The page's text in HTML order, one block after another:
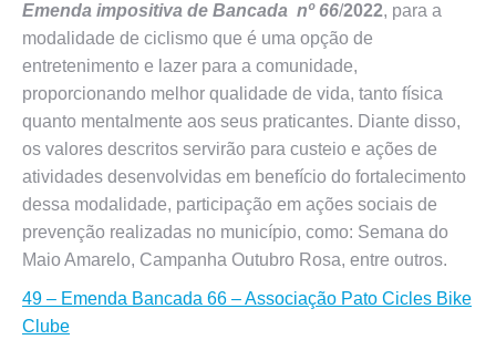
Emenda impositiva de Bancada nº 66/2022, para a
modalidade de ciclismo que é uma opção de
entretenimento e lazer para a comunidade,
proporcionando melhor qualidade de vida, tanto física
quanto mentalmente aos seus praticantes. Diante disso,
os valores descritos servirão para custeio e ações de
atividades desenvolvidas em benefício do fortalecimento
dessa modalidade, participação em ações sociais de
prevenção realizadas no município, como: Semana do
Maio Amarelo, Campanha Outubro Rosa, entre outros.
49 – Emenda Bancada 66 – Associação Pato Cicles Bike
Clube